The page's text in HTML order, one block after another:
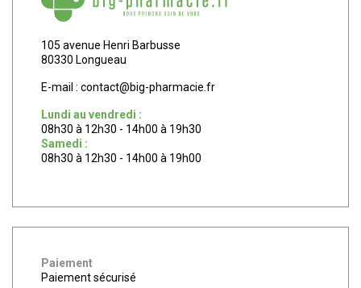
105 avenue Henri Barbusse
80330 Longueau
E-mail : contact@big-pharmacie.fr
Lundi au vendredi :
08h30 à 12h30 - 14h00 à 19h30
Samedi :
08h30 à 12h30 - 14h00 à 19h00
Paiement
Paiement sécurisé